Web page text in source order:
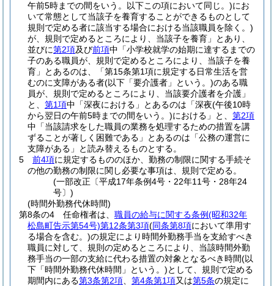
午前5時までの間をいう。以下この項において同じ。)にお
いて常態として当該子を養育することができるものとして
規則で定める者に該当する場合における当該職員を除く。)
が、規則で定めるところにより、当該子を養育」とあり、
並びに第2項及び前項中「小学校就学の始期に達するまでの
子のある職員が、規則で定めるところにより、当該子を養
育」とあるのは、「第15条第1項に規定する日常生活を営
むのに支障がある者(以下「要介護者」という。)のある職
員が、規則で定めるところにより、当該要介護者を介護」
と、 第1項中「深夜における」とあるのは「深夜(午後10時
から翌日の午前5時までの間をいう。)における」と、 第2項
中「当該請求をした職員の業務を処理するための措置を講
ずることが著しく困難である」とあるのは「公務の運営に
支障がある」と読み替えるものとする。
5
前4項に規定するもののほか、勤務の制限に関する手続そ
の他の勤務の制限に関し必要な事項は、規則で定める。
(一部改正〔平成17年条例4号・22年11号・28年24
号〕)
(時間外勤務代休時間)
第8条の4
任命権者は、 職員の給与に関する条例(昭和32年
松島町告示第54号)第12条第3項(同条第8項において準用す
る場合を含む。)の規定により時間外勤務手当を支給すべき
職員に対して、規則の定めるところにより、当該時間外勤
務手当の一部の支給に代わる措置の対象となるべき時間(以
下「時間外勤務代休時間」という。)として、規則で定める
期間内にある第3条第2項 第4条第1項又は第5条の規定に